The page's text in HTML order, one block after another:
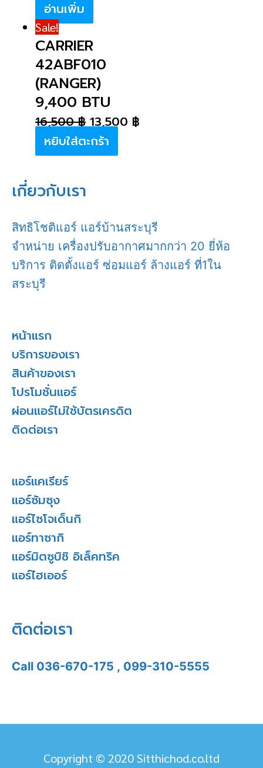
อ่านเพิ่ม
Sale!
CARRIER
42ABF010
(RANGER)
9,400 BTU
16,500฿ 13,500 ฿
หยิบใส่ตะกร้า
เกี่ยวกับเรา
สิทธิโชติแอร์ แอร์บ้านสระบุรี
จำหน่าย เครื่องปรับอากาศมากกว่า 20 ยี่ห้อ
บริการ ติดตั้งแอร์ ซ่อมแอร์ ล้างแอร์ ที่1ใน
สระบุรี
หน้าแรก
บริการของเรา
สินค้าของเรา
โปรโมชั่นแอร์
ผ่อนแอร์ไม่ใช้บัตรเครดิต
ติดต่อเรา
แอร์แคเรียร์
แอร์ซัมซุง
แอร์ไซโจเด็นกิ
แอร์ทาซากิ
แอร์มิตซูบิชิ อิเล็คทริค
แอร์ไฮเออร์
ติดต่อเรา
Call 036-670-175 , 099-310-5555
Copyright © 2020 Sitthichod.co.ltd